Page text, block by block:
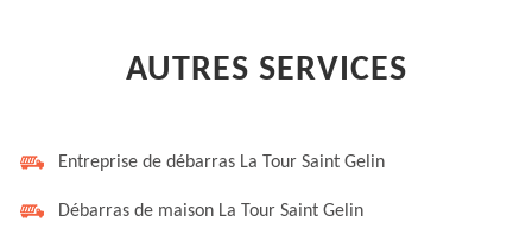
AUTRES SERVICES
Entreprise de débarras La Tour Saint Gelin
Débarras de maison La Tour Saint Gelin